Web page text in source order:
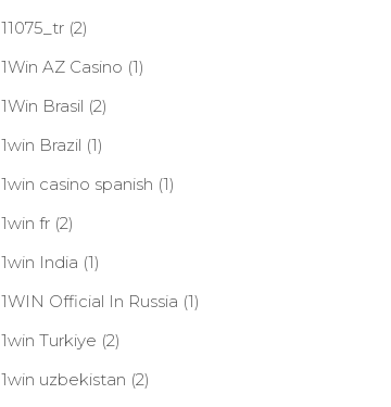
11075_tr(2)
1Win AZ Casino (1)
1Win Brasil (2)
1win Brazil (1)
1win casino spanish (1)
1win fr(2)
1win India (1)
1WIN Official In Russia (1)
1win Turkiye (2)
1win uzbekistan (2)